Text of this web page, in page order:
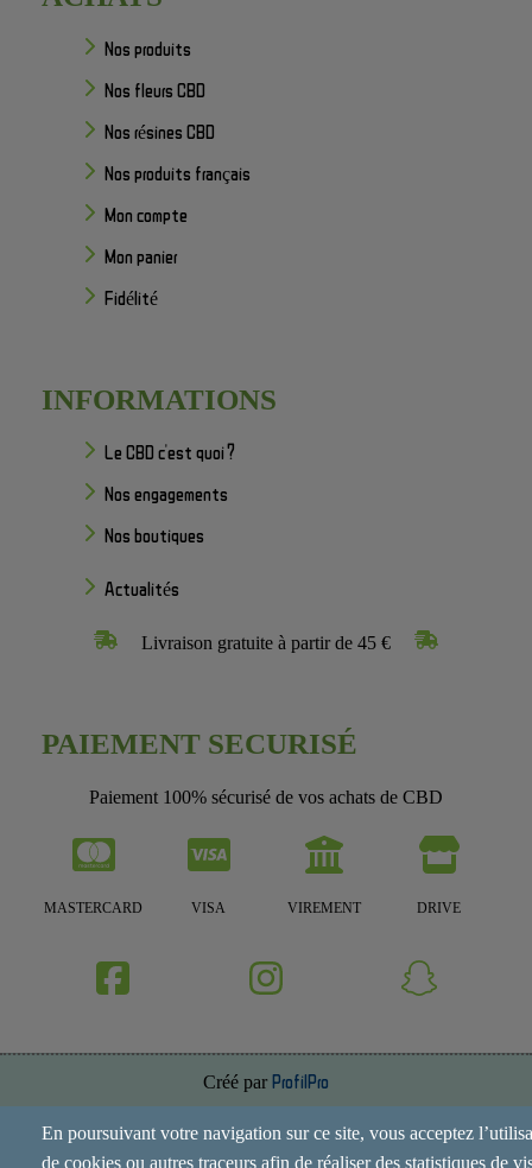
En poursuivant votre navigation sur ce site, vous acceptez
de cookies ou autres traceurs afin de réaliser des statistiques de
Nos produits
Nos fleurs CBD
Nos résines CBD
Nos produits français
Mon compte
Mon panier
Fidélité
INFORMATIONS
Le CBD c'est quoi ?
Nos engagements
Nos boutiques
Actualités
Livraison gratuite à partir de 45 €
PAIEMENT SECURISÉ
Paiement 100% sécurisé de vos achats de CBD
MASTERCARD VISA VIREMENT DRIVE
Créé par ProfilPro
Annuaire de site